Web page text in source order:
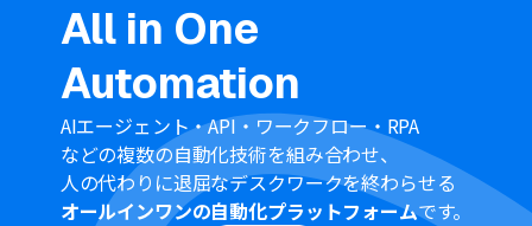
ンやデータコネクトはエラーとなりますので、ご注意くだ
さい。
チームプランやサクセスプランなどの有料プランは、2週
間の無料トライアルを行うことが可能です。無料トライア
ル中には制限対象のアプリを使用することができます。
All in One
Automation
AIエージェント・API・ワークフロー・RPA
などの複数の自動化技術を組み合わせ、
人の代わりに退屈なデスクワークを終わらせる
オールインワンの自動化プラットフォームです。